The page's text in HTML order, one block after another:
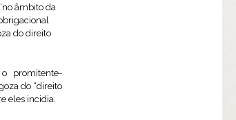
âmbito da
do direito
promitente-
do “direito
eles incidia.